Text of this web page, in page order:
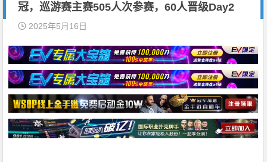
冠，巡游赛主赛505人次参赛，60人晋级Day2
2025年5月16日